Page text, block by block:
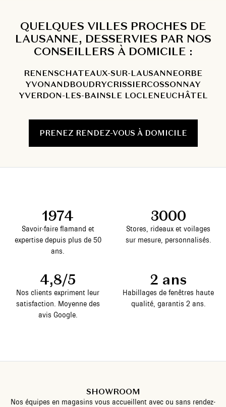
QUELQUES VILLES PROCHES DE
LAUSANNE, DESSERVIES PAR NOS
CONSEILLERS À DOMICILE :
RENENSCHATEAUX-SUR-LAUSANNEORBE
YVONANDBOUDRYCRISSIERCOSSONNAY
YVERDON-LES-BAINSLE LOCLENEUCHÂTEL
PRENEZ RENDEZ-VOUS À DOMICILE
1974
Savoir-faire flamand et
expertise depuis plus de 50
ans.
3000
Stores, rideaux et voilages
sur mesure, personnalisés.
4,8/5
Nos clients expriment leur
satisfaction. Moyenne des
avis Google.
2 ans
Habillages de fenêtres haute
qualité, garantis 2 ans.
SHOWROOM
Nos équipes en magasins vous accueillent avec ou sans rendez-